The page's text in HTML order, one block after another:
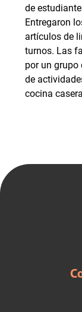
de
Entregaron
artículos de
turnos. Las
por un grupo
de
cocina